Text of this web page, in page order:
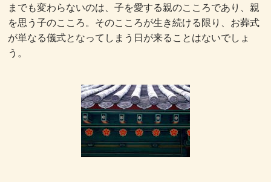
までも変わらないのは、子を愛する親のこころであり、親
を思う子のこころ。そのこころが生き続ける限り、お葬式
が単なる儀式となってしまう日が来ることはないでしょ
う。